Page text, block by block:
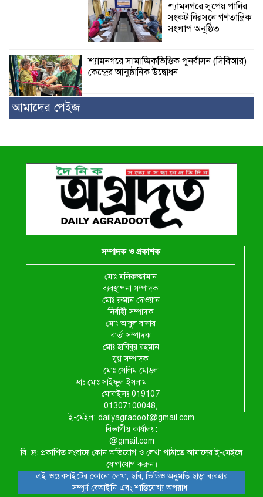
শ্যামনগরে সুপেয় পানির
সংকট নিরসনে গণতান্ত্রিক
সংলাপ অনুষ্ঠিত
শ্যামনগরে সামাজিকভিত্তিক পুনর্বাসন (সিবিআর)
কেন্দ্রের আনুষ্ঠানিক উদ্বোধন
আমাদের পেইজ
সম্পাদক ও প্রকাশক
মোঃ মনিরুজ্জামান
ব্যবস্থাপনা সম্পাদক
মোঃ রুমান দেওয়ান
নির্বাহী সম্পাদক
মোঃ আবুল বাসার
বার্তা সম্পাদক
মোঃ হাবিবুর রহমান
যুগ্ন সম্পাদক
মোঃ সেলিম মোড়ল
ডাঃ মোঃ সাইফুল ইসলাম
মোবাইলঃ 019107
01307100048,
ই-মেইল: dailyagradoot@gmail.com
বিভাগীয় কার্যালয়:
@gmail.com
বি: দ্র: প্রকাশিত সংবাদে কোন অভিযোগ ও লেখা পাঠাতে আমাদের ই-মেইলে
যোগাযোগ করুন।
এই ওয়েবসাইটের কোনো লেখা, ছবি, ভিডিও অনুমতি ছাড়া ব্যবহার
সম্পূর্ণ বেআইনি এবং শাস্তিযোগ্য অপরাধ।